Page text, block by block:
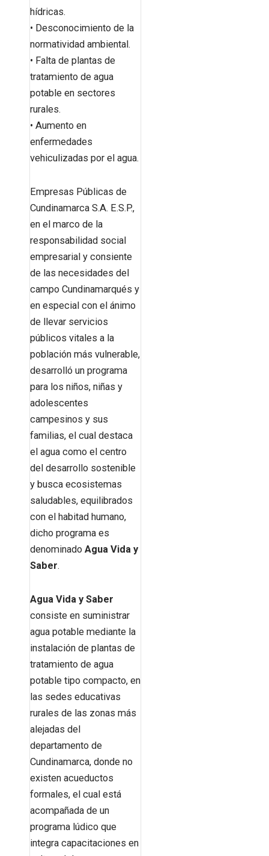
hídricas.
• Desconocimiento de la
normatividad ambiental.
• Falta de plantas de
tratamiento de agua
potable en sectores
rurales.
• Aumento en
enfermedades
vehiculizadas por el agua.
Empresas Públicas de
Cundinamarca S.A. E.S.P.,
en el marco de la
responsabilidad social
empresarial y consiente
de las necesidades del
campo Cundinamarqués y
en especial con el ánimo
de llevar servicios
públicos vitales a la
población más vulnerable,
desarrolló un programa
para los niños, niñas y
adolescentes
campesinos y sus
familias, el cual destaca
el agua como el centro
del desarrollo sostenible
y busca ecosistemas
saludables, equilibrados
con el habitad humano,
dicho programa es
denominado Agua Vida y
Saber.
Agua Vida y Saber
consiste en suministrar
agua potable mediante la
instalación de plantas de
tratamiento de agua
potable tipo compacto, en
las sedes educativas
rurales de las zonas más
alejadas del
departamento de
Cundinamarca, donde no
existen acueductos
formales, el cual está
acompañada de un
programa lúdico que
integra capacitaciones en